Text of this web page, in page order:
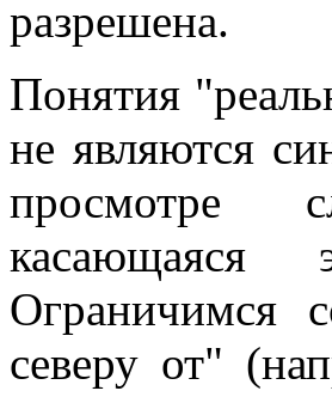
разрешена.
Понятия
не являются
просмотре
касающаяся
Ограничимся
северу от"